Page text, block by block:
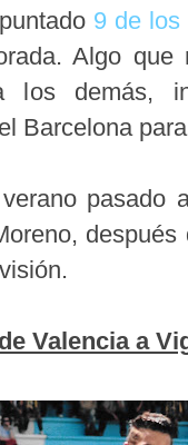
9 de los
Algo que
demás,
Barcelona
pasado
Valencia a